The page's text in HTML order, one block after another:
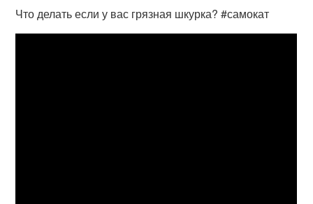
Что делать если у вас грязная шкурка? #самокат